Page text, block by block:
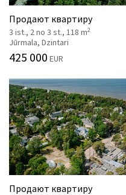
Продают квартиру
3 ist., 2 no 3 st., 118 m2
Jūrmala, Dzintari
425 000 EUR
Продают квартиру